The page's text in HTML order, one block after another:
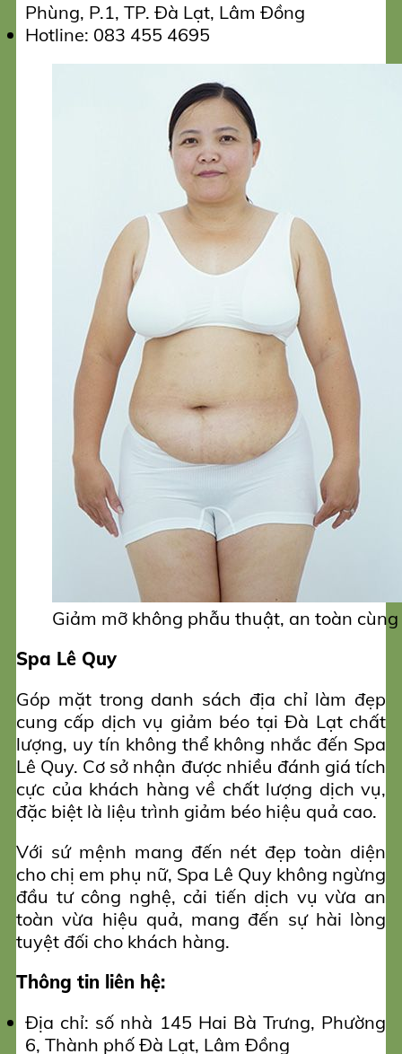
Phùng, P.1, TP. Đà Lạt, Lâm Đồng
Hotline: 083 455 4695
Giảm mỡ không phẫu thuật, an toàn
Spa Lê Quy
Góp mặt trong danh sách địa chỉ làm đẹp
cung cấp dịch vụ giảm béo tại Đà Lạt chất
lượng, uy tín không thể không nhắc đến Spa
Lê Quy. Cơ sở nhận được nhiều đánh giá tích
cực của khách hàng về chất lượng dịch vụ,
đặc biệt là liệu trình giảm béo hiệu quả cao.
Với sứ mệnh mang đến nét đẹp toàn diện
cho chị em phụ nữ, Spa Lê Quy không ngừng
đầu tư công nghệ, cải tiến dịch vụ vừa an
toàn vừa hiệu quả, mang đến sự hài lòng
tuyệt đối cho khách hàng.
Thông tin liên hệ:
Địa chỉ: số nhà 145 Hai Bà Trưng, Phường
6, Thành phố Đà Lạt, Lâm Đồng